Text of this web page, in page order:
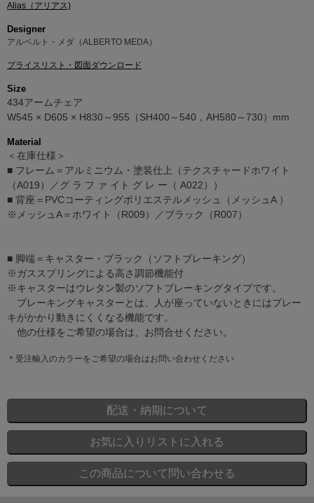
Alias（アリアス)
Designer
アルベルト・メダ（ALBERTO MEDA）
プライスリスト・図面ダウンロード
Size
434アームチェア
W545 × D605 × H830～955（SH400～540，AH580～730）mm
Material
＜在庫仕様＞
■ フレーム＝アルミニウム・塗装仕上（テクスチャードホワイト
（A019）／グ ラ フ ァ イト グ レ ー（ A022））
■ 背座＝PVCコーティングポリエステルメッシュ（メッシュA ）
※メッシュA＝ホワイト（R009）／ブラック（R007）
■ 脚端＝キャスター・ブラック（ソフトブレーキング）
※ガススプリングによる高さ調節機能付
※キャスターはウレタン製のソフトブレーキングタイプです。
ブレーキングキャスターとは、人が座っていないときにはブレー
キがかかり動きにくくなる機能です。
他の仕様をご希望の場合は、お問合せください。
＊受注輸入のカラーをご希望の場合はお問い合わせください